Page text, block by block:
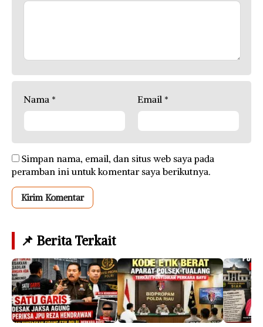
Nama * Email *
Simpan nama, email, dan situs web saya pada
peramban ini untuk komentar saya berikutnya.
📌 Berita Terkait